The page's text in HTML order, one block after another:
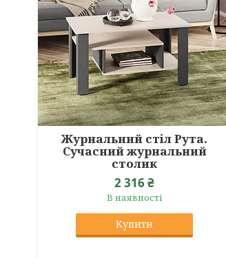
Журнальний стіл Рута.
Сучасний журнальний
столик
2 316 ₴
В наявності
Купити